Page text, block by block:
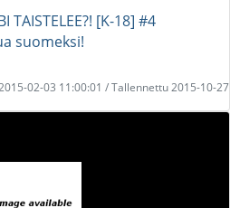
TAISTELEE?! [K-18] #4
suomeksi!
02-03 11:00:01 / Tallennettu 2015-10-27